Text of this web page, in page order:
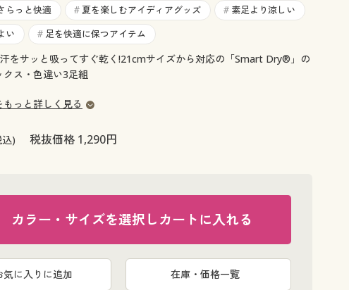
大きいサイズ 事務・制服
らっと快適 # 夏を楽しむアイディアグッズ # 素足より涼しい
い # 足を快適に保つアイテム
をサッと吸ってすぐ乾く!21cmサイズから対応の「Smart Dry®」の
ス・色違い3足組
っと詳しく見る
) 税抜価格 1,290円
カラー・サイズを選択しカートに入れる
気に入りに追加 在庫・価格一覧